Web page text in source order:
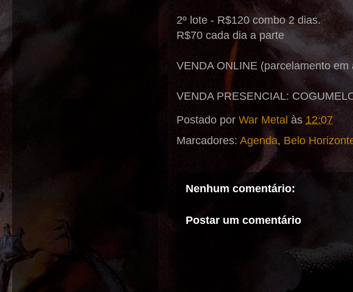
2º lote - R$120 combo 2 dias.
R$70 cada dia a parte
VENDA ONLINE (parcelamento
VENDA PRESENCIAL:
Postado por War Metal às 12:07
Marcadores: Agenda, Belo
Nenhum comentário:
Postar um comentário